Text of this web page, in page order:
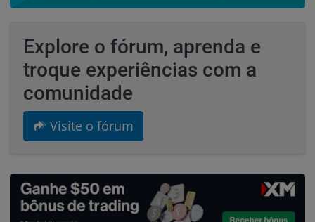
Explore o fórum, aprenda e
troque experiências com a
comunidade
Visite o fórum